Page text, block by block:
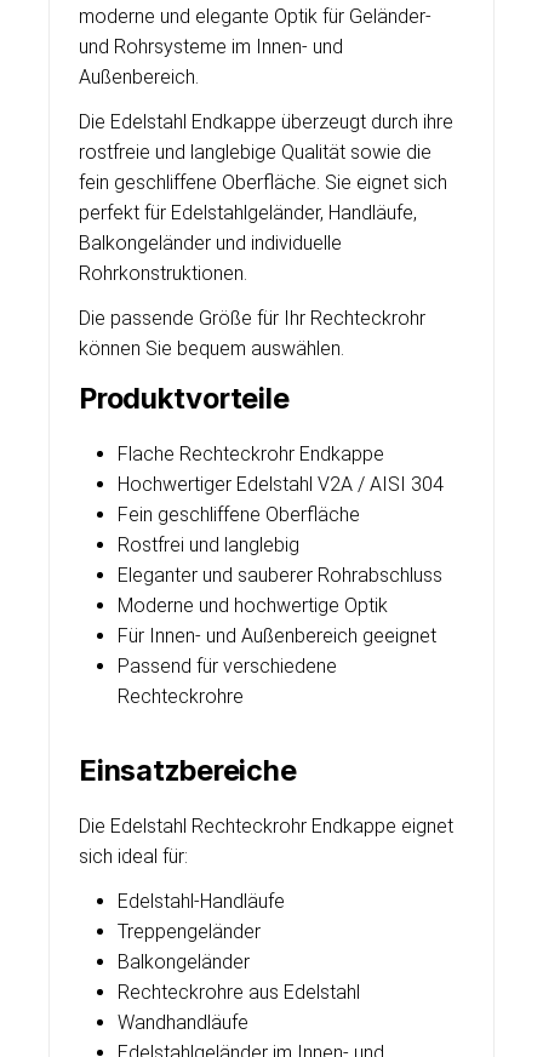
moderne und elegante Optik für Geländer-
und Rohrsysteme im Innen- und
Außenbereich.
Die Edelstahl Endkappe überzeugt durch ihre
rostfreie und langlebige Qualität sowie die
fein geschliffene Oberfläche. Sie eignet sich
perfekt für Edelstahlgeländer, Handläufe,
Balkongeländer und individuelle
Rohrkonstruktionen.
Die passende Größe für Ihr Rechteckrohr
können Sie bequem auswählen.
Produktvorteile
Flache Rechteckrohr Endkappe
Hochwertiger Edelstahl V2A / AISI 304
Fein geschliffene Oberfläche
Rostfrei und langlebig
Eleganter und sauberer Rohrabschluss
Moderne und hochwertige Optik
Für Innen- und Außenbereich geeignet
Passend für verschiedene
Rechteckrohre
Einsatzbereiche
Die Edelstahl Rechteckrohr Endkappe eignet
sich ideal für:
Edelstahl-Handläufe
Treppengeländer
Balkongeländer
Rechteckrohre aus Edelstahl
Wandhandläufe